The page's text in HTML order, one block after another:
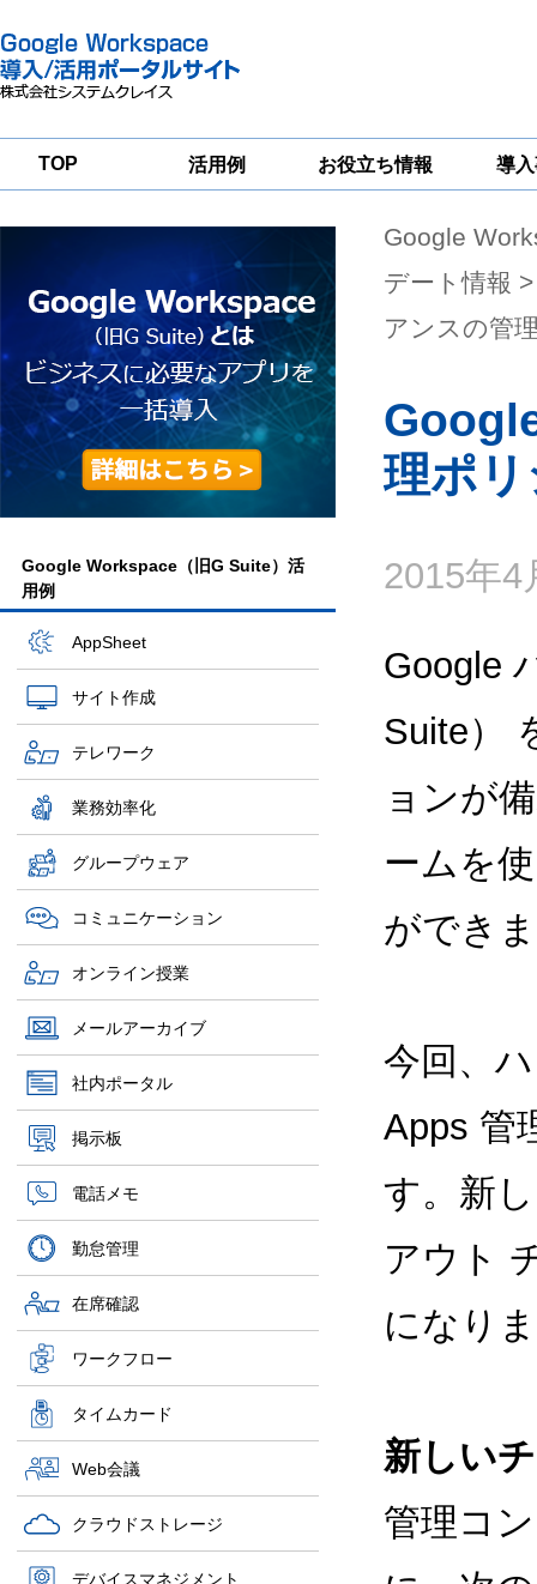
TOP 活用例 お役立ち情報
一
導
グループウェア
移行支援
Google
Workspace
セキュリティ
対策サービス
Google Workspace（旧G Suite）活
用例
AppSheet
サイト作成
テレワーク
業務効率化
グループウェア
コミュニケーション
オンライン授業
メールアーカイブ
社内ポータル
掲示板
電話メモ
勤怠管理
在席確認
ワークフロー
タイムカード
Web会議
クラウドストレージ
デバイスマネジメント
Google
デート情報
アンスの管
理ポ
2015年4
Google
Suite）
ョンが
ームを
ができ
今回、
Apps 管
す。新
アウト
になり
新しい
管理コ